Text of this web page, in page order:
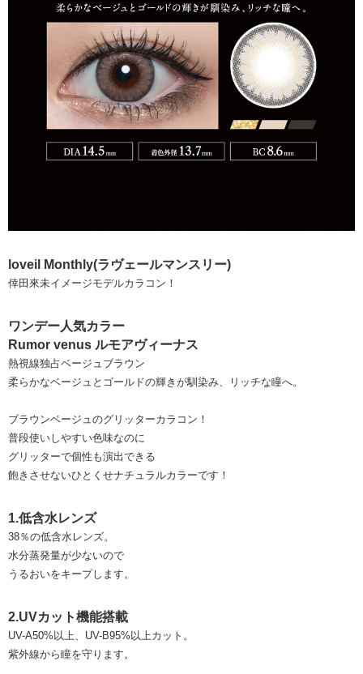
loveil Monthly(ラヴェールマンスリー)
倖田來未イメージモデルカラコン！
ワンデー人気カラー
Rumor venus ルモアヴィーナス
熱視線独占ベージュブラウン
柔らかなベージュとゴールドの輝きが馴染み、リッチな瞳へ。
ブラウンベージュのグリッターカラコン！
普段使いしやすい色味なのに
グリッターで個性も演出できる
飽きさせないひとくせナチュラルカラーです！
1.低含水レンズ
38％の低含水レンズ。
水分蒸発量が少ないので
うるおいをキープします。
2.UVカット機能搭載
UV-A50%以上、UV-B95%以上カット。
紫外線から瞳を守ります。